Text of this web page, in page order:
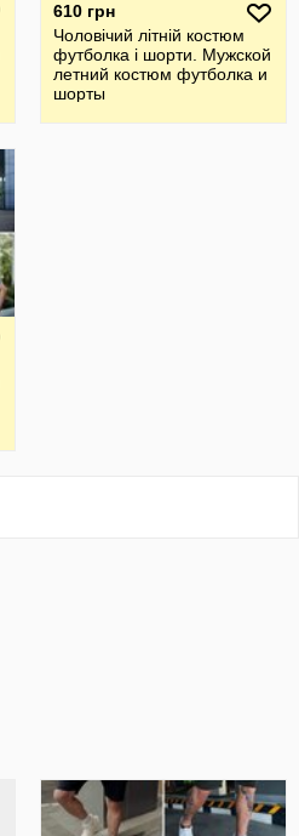
610 грн
Чоловічий літній костюм
футболка і шорти. Мужской
летний костюм футболка и
шорты